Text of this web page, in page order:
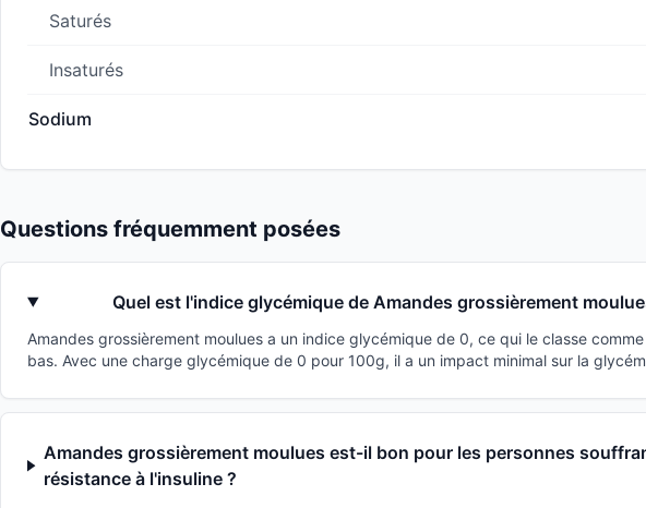
Saturés
Insaturés
Sodium
Questions fréquemment posées
Quel est l'indice glycémique de Amandes grossièrement
Amandes grossièrement moulues a un indice glycémique de 0, ce qui le classe
bas. Avec une charge glycémique de 0 pour 100g, il a un impact minimal sur la
Amandes grossièrement moulues est-il bon pour les personnes
résistance à l'insuline ?